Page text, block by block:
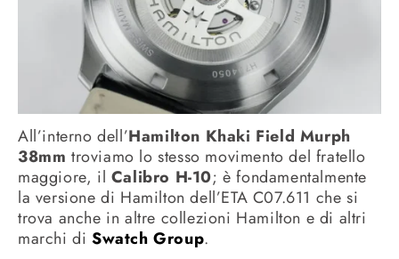
All’interno dell’Hamilton Khaki Field Murph
38mm troviamo lo stesso movimento del fratello
maggiore, il Calibro H-10; è fondamentalmente
la versione di Hamilton dell’ETA C07.611 che si
trova anche in altre collezioni Hamilton e di altri
marchi di Swatch Group.